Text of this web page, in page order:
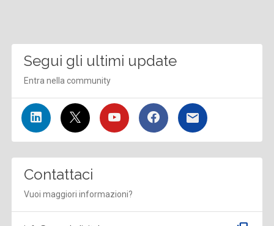
Segui gli ultimi update
Entra nella community
Contattaci
Vuoi maggiori informazioni?